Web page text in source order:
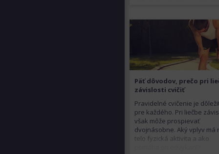
Päť dôvodov, prečo pri
závislosti cvičiť
Pravidelné cvičenie je
pre každého. Pri liečbe
však môže prospievať
dvojnásobne. Aký vplyv má
telo fyzická aktivita a ako